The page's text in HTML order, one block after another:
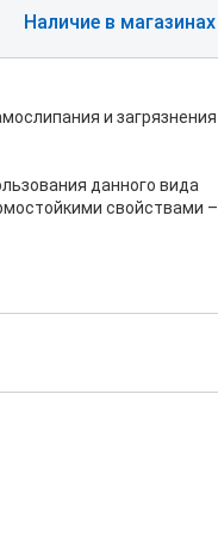
Наличие в магазинах
и загрязнения
данного вида
свойствами –